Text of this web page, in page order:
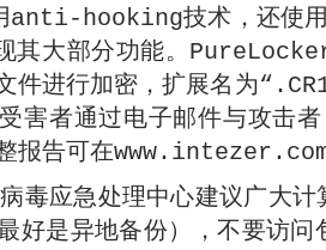
anti-hooking技术，还
其大部分功能。
件进行加密，扩展名为
害者通过电子邮件与攻击
报告可在
毒应急处理中心建议广大
好是异地备份），不要访